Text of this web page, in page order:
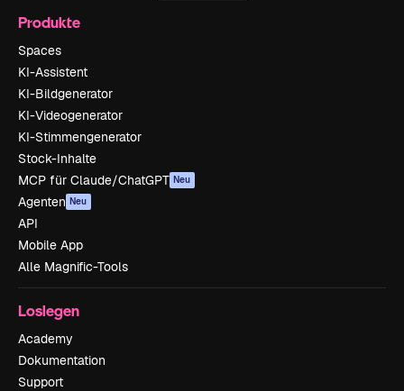
Produkte
Spaces
KI-Assistent
KI-Bildgenerator
KI-Videogenerator
KI-Stimmengenerator
Stock-Inhalte
MCP für Claude/ChatGPT Neu
Agenten Neu
API
Mobile App
Alle Magnific-Tools
Loslegen
Academy
Dokumentation
Support